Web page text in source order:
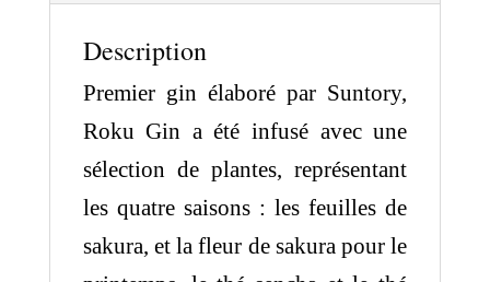
Description
Premier gin élaboré par Suntory,
Roku Gin a été infusé avec une
sélection de plantes, représentant
les quatre saisons : les feuilles de
sakura, et la fleur de sakura pour le